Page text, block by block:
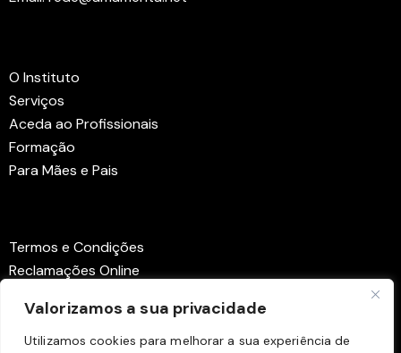
Valorizamos a sua privacidade
Utilizamos cookies para melhorar a sua experiência de
O Instituto
Serviços
Aceda ao Profissionais
Formação
Para Mães e Pais
Termos e Condições
Reclamações Online
Política de Privacidade
Política de Cookies